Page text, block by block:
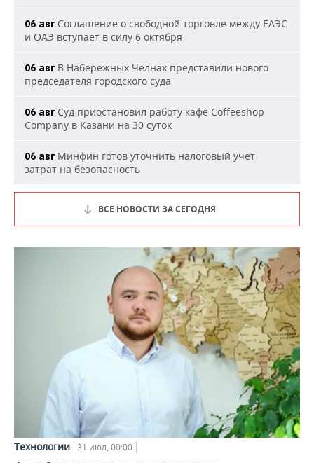
06 авг Соглашение о свободной торговле между ЕАЭС
и ОАЭ вступает в силу 6 октября
06 авг В Набережных Челнах представили нового
председателя городского суда
06 авг Суд приостановил работу кафе Coffeeshop
Company в Казани на 30 суток
06 авг Минфин готов уточнить налоговый учет
затрат на безопасность
ВСЕ НОВОСТИ ЗА СЕГОДНЯ
Технологии 31 июл, 00:00